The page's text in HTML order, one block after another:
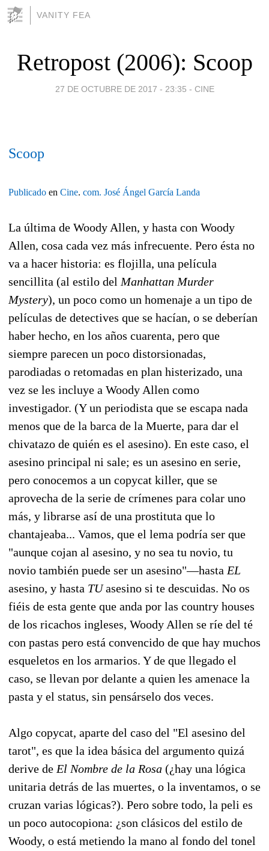
VANITY FEA
Retropost (2006): Scoop
27 DE OCTUBRE DE 2017 - 23:35 - CINE
Scoop
Publicado en Cine. com. José Ángel García Landa
La última de Woody Allen, y hasta con Woody
Allen, cosa cada vez más infrecuente. Pero ésta no
va a hacer historia: es flojilla, una película
sencillita (al estilo del Manhattan Murder
Mystery), un poco como un homenaje a un tipo de
películas de detectives que se hacían, o se deberían
haber hecho, en los años cuarenta, pero que
siempre parecen un poco distorsionadas,
parodiadas o retomadas en plan histerizado, una
vez se les incluye a Woody Allen como
investigador. (Y un periodista que se escapa nada
menos que de la barca de la Muerte, para dar el
chivatazo de quién es el asesino). En este caso, el
asesino principal ni sale; es un asesino en serie,
pero conocemos a un copycat killer, que se
aprovecha de la serie de crímenes para colar uno
más, y librarse así de una prostituta que lo
chantajeaba... Vamos, que el lema podría ser que
"aunque cojan al asesino, y no sea tu novio, tu
novio también puede ser un asesino"—hasta EL
asesino, y hasta TUasesino si te descuidas. No os
fiéis de esta gente que anda por las country houses
de los ricachos ingleses, Woody Allen se ríe del té
con pastas pero está convencido de que hay muchos
esqueletos en los armarios. Y de que llegado el
caso, se llevan por delante a quien les amenace la
pasta y el status, sin pensárselo dos veces.
Algo copycat, aparte del caso del "El asesino del
tarot", es que la idea básica del argumento quizá
derive de El Nombre de la Rosa (¿hay una lógica
unitaria detrás de las muertes, o la inventamos, o se
cruzan varias lógicas?). Pero sobre todo, la peli es
un poco autocopiona: ¿son clásicos del estilo de
Woody, o está metiendo la mano al fondo del tonel